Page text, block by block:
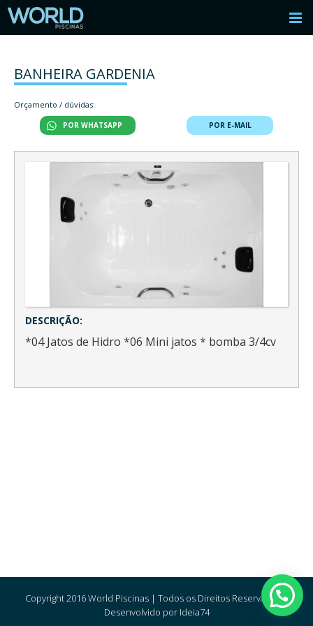
Copyright 2016 World Piscinas | Todos os Direitos Reservados |
Desenvolvido por Ideia74
BANHEIRA GARDENIA
Orçamento / dúvidas:
POR WHATSAPP POR E-MAIL
DESCRIÇÃO:
*04 Jatos de Hidro *06 Mini jatos * bomba 3/4cv